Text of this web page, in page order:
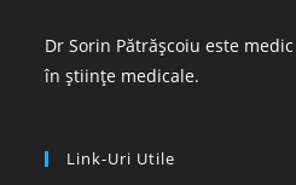
Dr Sorin Pătrășcoiu este
în științe medicale.
Link-Uri Utile